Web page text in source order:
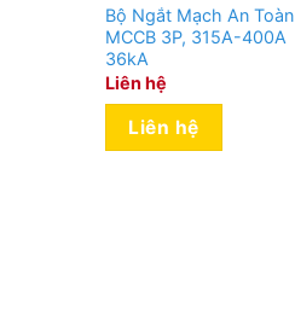
Bộ Ngắt Mạch An Toàn
MCCB 3P, 315A-400A
36kA
Liên hệ
Liên hệ